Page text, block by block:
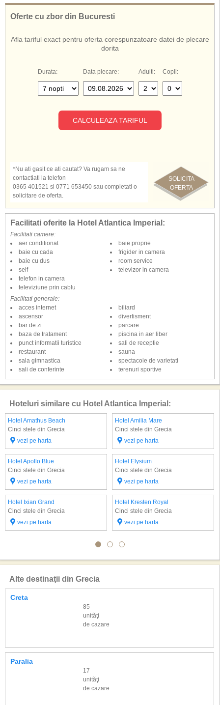
De asemenea, cunoscut si sub numele de:
Hotel Atlantica Imperial Rodos
Hotel Atlantica Imperial Grecia
Oferte cu zbor din Bucuresti
Afla tariful exact pentru oferta corespunzatoare datei de plecare
dorita
Durata: Data plecare: Adulti: Copii:
CALCULEAZA TARIFUL
SOLICITA
OFERTA
*Nu ati gasit ce ati cautat? Va rugam sa ne
contactiati la telefon
0365 401521 si 0771 653450 sau completati o
solicitare de oferta.
Facilitati oferite la Hotel Atlantica Imperial:
Facilitati camere:
aer conditionat
baie cu cada
baie cu dus
baie proprie
frigider in camera
room service
seif
telefon in camera
televiziune prin cablu
televizor in camera
Facilitati generale:
acces internet
ascensor
bar de zi
baza de tratament
biliard
divertisment
parcare
piscina in aer liber
punct informatii turistice
restaurant
sala gimnastica
sali de conferinte
sali de receptie
sauna
spectacole de varietati
terenuri sportive
Hoteluri similare cu Hotel Atlantica Imperial:
Hotel Amathus Beach
Cinci stele din Grecia
vezi pe harta
Hotel Amilia Mare
Cinci stele din Grecia
vezi pe harta
Hotel Apollo Blue
Cinci stele din Grecia
vezi pe harta
Hotel Elysium
Cinci stele din Grecia
vezi pe harta
Hotel Ixian Grand
Cinci stele din Grecia
vezi pe harta
Hotel Kresten Royal
Cinci stele din Grecia
vezi pe harta
Alte destinaţii din Grecia
Creta
85
unităţi
de cazare
Paralia
17
unităţi
de cazare